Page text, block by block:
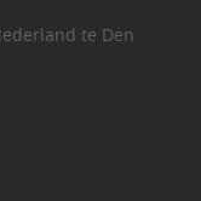
te Den